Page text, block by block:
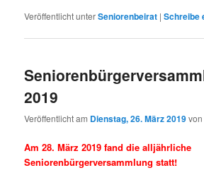
Veröffentlicht unterSeniorenbeirat |Schreibe
2019
Veröffentlicht am Dienstag, 26. März 2019
Am 28. März 2019 fand die alljährliche
Seniorenbürgerversammlung statt!